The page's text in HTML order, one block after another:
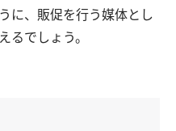
に、販促を行う媒体とし
るでしょう。